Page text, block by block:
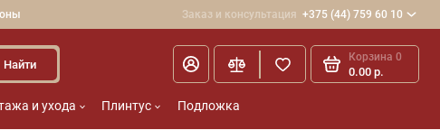
Заказ и консультация +375 (44) 759 60 10
Найти
Корзина 0
0.00 р.
и ухода Плинтус Подложка